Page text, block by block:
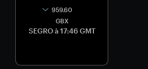
959.60
GBX
SEGRO à 17:46 GMT